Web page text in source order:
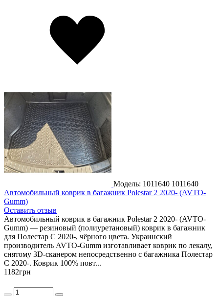
Модель: 1011640 1011640
Автомобильный коврик в багажник Polestar 2 2020- (AVTO-
Gumm)
Оставить отзыв
Автомобильный коврик в багажник Polestar 2 2020- (AVTO-
Gumm) — резиновый (полиуретановый) коврик в багажник
для Полестар С 2020-, чёрного цвета. Украинский
производитель AVTO-Gumm изготавливает коврик по лекалу,
снятому 3D-сканером непосредственно с багажника Полестар
С 2020-. Коврик 100% повт...
1182грн